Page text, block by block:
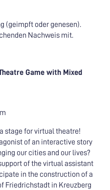
(geimpft oder genesen).
Nachweis mit.
Game with Mixed
stage for virtual theatre!
of an interactive story
our cities and our lives?
of the virtual assistant
in the construction of a
Friedrichstadt in Kreuzberg